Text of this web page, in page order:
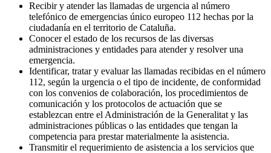
Recibir y atender las llamadas de urgencia al número
telefónico de emergencias único europeo 112 hechas por la
ciudadanía en el territorio de Cataluña.
Conocer el estado de los recursos de las diversas
administraciones y entidades para atender y resolver una
emergencia.
Identificar, tratar y evaluar las llamadas recibidas en el número
112, según la urgencia o el tipo de incidente, de conformidad
con los convenios de colaboración, los procedimientos de
comunicación y los protocolos de actuación que se
establezcan entre el Administración de la Generalitat y las
administraciones públicas o las entidades que tengan la
competencia para prestar materialmente la asistencia.
Transmitir el requerimiento de asistencia a los servicios que